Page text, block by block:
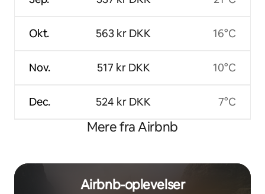
Okt.
Nov.
Dec.
563 kr DKK
517 kr DKK
524 kr DKK
16°C
10°C
7°C
Mere fra Airbnb
Airbnb-oplevelser